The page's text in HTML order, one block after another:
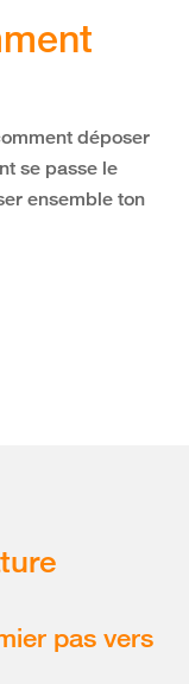
déposer
se passe le
ensemble ton
pas vers